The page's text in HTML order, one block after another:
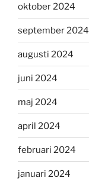
oktober 2024
september 2024
augusti 2024
juni 2024
maj 2024
april 2024
februari 2024
januari 2024